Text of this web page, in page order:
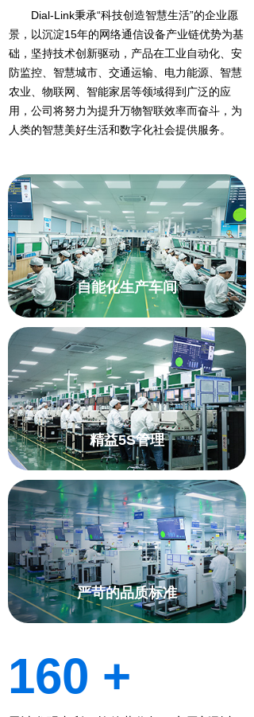
Dial-Link秉承“科技创造智慧生活”的企业愿
景，以沉淀15年的网络通信设备产业链优势为基
础，坚持技术创新驱动，产品在工业自动化、安
防监控、智慧城市、交通运输、电力能源、智慧
农业、物联网、智能家居等领域得到广泛的应
用，公司将努力为提升万物智联效率而奋斗，为
人类的智慧美好生活和数字化社会提供服务。
自能化生产车间
精益5S管理
严苛的品质标准
160 +